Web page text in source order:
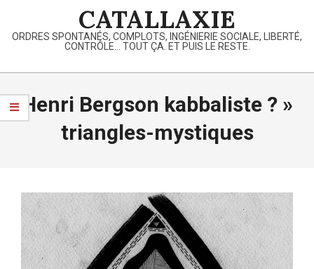
content
CATALLAXIE
ORDRES SPONTANÉS, COMPLOTS, INGÉNIERIE SOCIALE, LIBERTÉ,
CONTRÔLE… TOUT ÇA. ET PUIS LE RESTE.
Primary
Menu
Henri Bergson kabbaliste ? »
triangles-mystiques